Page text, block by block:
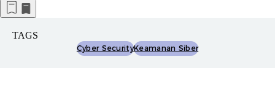
TAGS
Cyber SecurityKeamanan Siber